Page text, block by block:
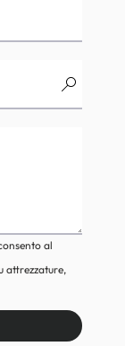
al
attrezzature,